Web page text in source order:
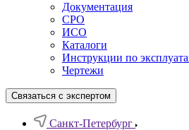
Документация
СРО
ИСО
Каталоги
Инструкции по
Чертежи
Связаться с экспертом
Санкт-Петербург